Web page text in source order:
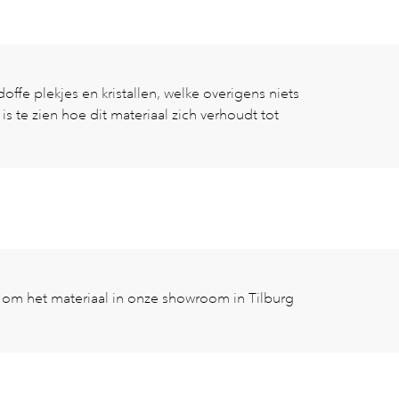
plekjes en kristallen, welke overigens niets
is te zien hoe dit materiaal zich verhoudt tot
het materiaal in onze showroom in Tilburg